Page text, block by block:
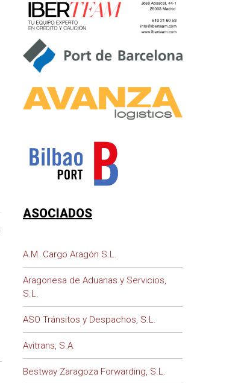
ASOCIADOS
A.M. Cargo Aragón S.L.
Aragonesa de Aduanas y Servicios,
S.L.
ASO Tránsitos y Despachos, S.L.
Avitrans, S.A.
Bestway Zaragoza Forwarding, S.L.